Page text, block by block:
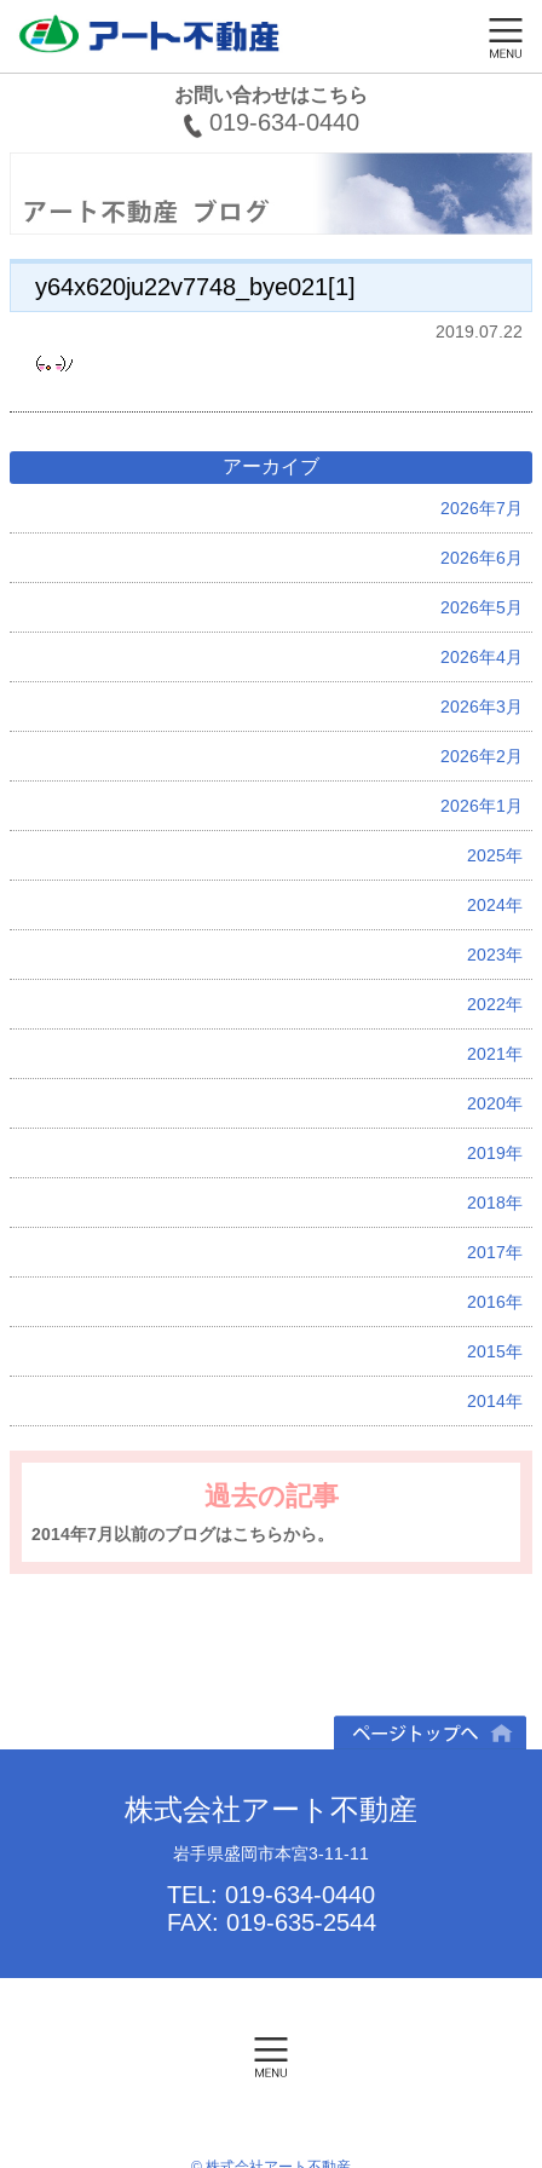
お問い合わせはこちら
019-634-0440
y64x620ju22v7748_bye021[1]
2019.07.22
アーカイブ
2026年7月
2026年6月
2026年5月
2026年4月
2026年3月
2026年2月
2026年1月
2025年
2024年
2023年
2022年
2021年
2020年
2019年
2018年
2017年
2016年
2015年
2014年
過去の記事
2014年7月以前のブログはこちらから。
株式会社アート不動産
岩手県盛岡市本宮3-11-11
TEL: 019-634-0440
FAX: 019-635-2544